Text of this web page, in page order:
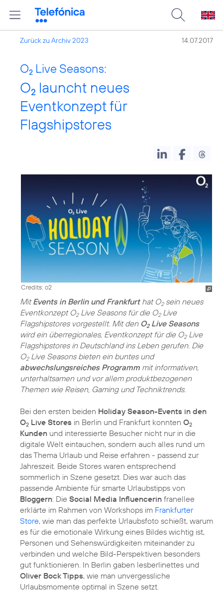
Zurück zu Archiv 2023 14.07.2017
O2 Live Seasons:
O2 launcht neues
Eventkonzept für
Flagshipstores
Credits: o2
MitEvents in Berlin und Frankfurthat O2sein neues
Eventkonzept O2Live Seasons für die O2Live
Flagshipstores vorgestellt. Mit den O2Live Seasons
wird ein überregionales, Eventkonzept für die O2Live
Flagshipstores in Deutschland ins Leben gerufen. Die
O2Live Seasons bieten ein buntes und
abwechslungsreiches Programm mit informativen,
unterhaltsamen und vor allem produktbezogenen
Themen wie Reisen, Gaming und Techniktrends.
Bei den ersten beiden Holiday Season-Events in den
O2 Live Stores in Berlin und Frankfurt konnten O2
Kunden und interessierte Besucher nicht nur in die
digitale Welt eintauchen, sondern auch alles rund um
das Thema Urlaub und Reise erfahren - passend zur
Jahreszeit. Beide Stores waren entsprechend
sommerlich in Szene gesetzt. Dies war auch das
passende Ambiente für smarte Urlaubstipps von
Bloggern: Die Social Media Influencerin franellee
erklärte im Rahmen von Workshops im Frankfurter
Store, wie man das perfekte Urlaubsfoto schießt, warum
es für die emotionale Wirkung eines Bildes wichtig ist,
Personen und Sehenswürdigkeiten miteinander zu
verbinden und welche Bild-Perspektiven besonders
gut funktionieren. In Berlin gaben lesberlinettes und
Oliver Bock Tipps, wie man unvergessliche
Urlaubsmomente optimal in Szene setzt.